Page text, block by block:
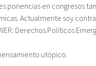
ponencias en congresos
Actualmente soy
Derechos Políticos
utópico.